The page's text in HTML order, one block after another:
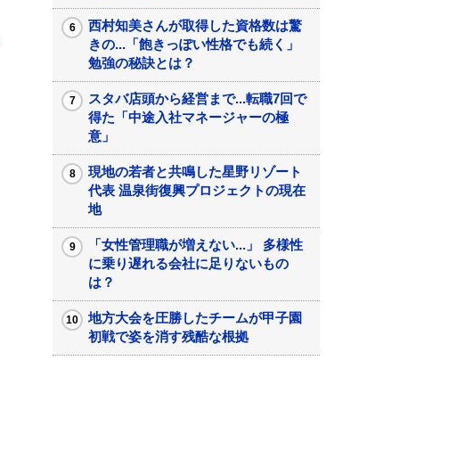
西村知美さんが取得した資格数は驚
きの...「飽きっぽい性格でも続く」
勉強の秘訣とは？
スタバ店頭から経営まで...転職7回で
得た「中途入社マネージャーの極
意」
現地の若者と共鳴した星野リゾート
代表 温泉街復興プロジェクトの現在
地
「女性管理職が増えない...」 多様性
に乗り遅れる会社に足りないもの
は？
地方大会を圧勝したチームが甲子園
初戦で姿を消す残酷な根拠